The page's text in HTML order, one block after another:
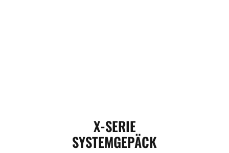
X-SERIE
SYSTEMGEPÄCK